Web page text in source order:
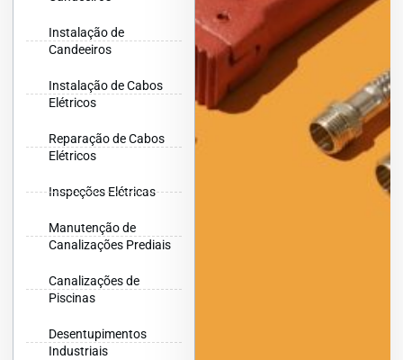
Instalação de
Candeeiros
Instalação de Cabos
Elétricos
Reparação de Cabos
Elétricos
Inspeções Elétricas
Manutenção de
Canalizações Prediais
Canalizações de
Piscinas
Desentupimentos
Industriais